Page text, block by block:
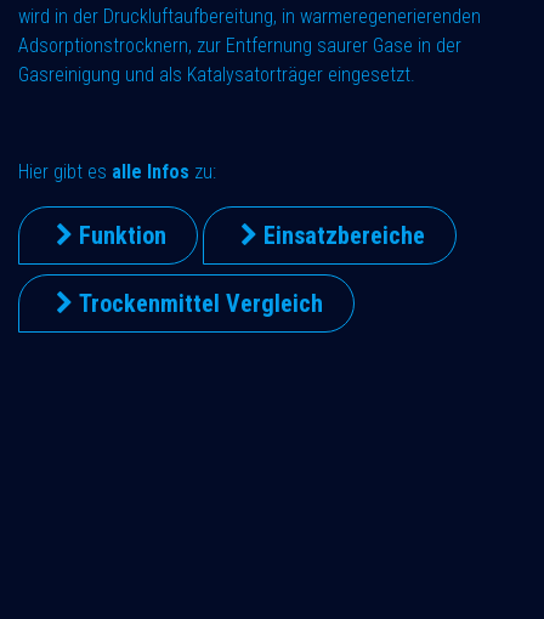
wird in der Druckluftaufbereitung, in warmeregenerierenden
Adsorptionstrocknern, zur Entfernung saurer Gase in der
Gasreinigung und als Katalysatorträger eingesetzt.
Hier gibt es alle Infos zu:
Funktion Einsatzbereiche
Trockenmittel Vergleich